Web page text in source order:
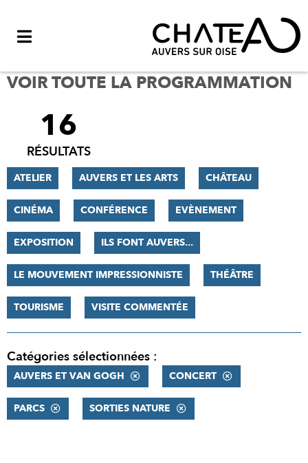
VOIR TOUTE LA PROGRAMMATION
FILTRER
RÉSULTATS
16
RÉSULTATS
ATELIER AUVERS ET LES ARTS CHÂTEAU
CINÉMA CONFÉRENCE EVÈNEMENT
EXPOSITION ILS FONT AUVERS...
LE MOUVEMENT IMPRESSIONNISTE THÉÂTRE
TOURISME VISITE COMMENTÉE
Catégories sélectionnées :
AUVERS ET VAN GOGH CONCERT
PARCS SORTIES NATURE